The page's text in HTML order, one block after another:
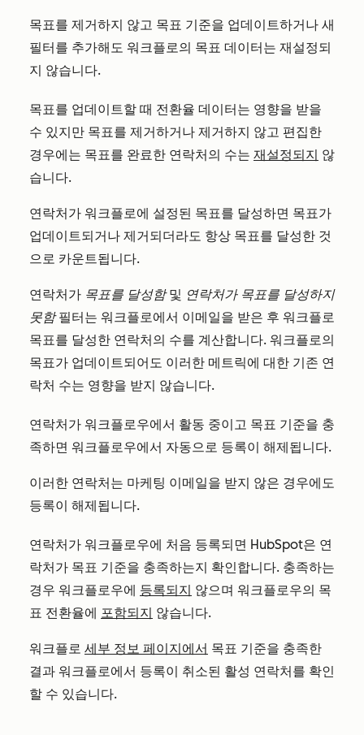
목표를 제거하지 않고 목표 기준을 업데이트하거나 새
필터를 추가해도 워크플로의 목표 데이터는 재설정되
지 않습니다.
목표를 업데이트할 때 전환율 데이터는 영향을 받을
수 있지만 목표를 제거하거나 제거하지 않고 편집한
경우에는 목표를 완료한 연락처의 수는 재설정되지 않
습니다.
연락처가 워크플로에 설정된 목표를 달성하면 목표가
업데이트되거나 제거되더라도 항상 목표를 달성한 것
으로 카운트됩니다.
연락처가 목표를 달성함및 연락처가 목표를 달성하지
못함필터는 워크플로에서 이메일을 받은 후 워크플로
목표를 달성한 연락처의 수를 계산합니다. 워크플로의
목표가 업데이트되어도 이러한 메트릭에 대한 기존 연
락처 수는 영향을 받지 않습니다.
연락처가 워크플로우에서 활동 중이고 목표 기준을 충
족하면 워크플로우에서 자동으로 등록이 해제됩니다.
이러한 연락처는 마케팅 이메일을 받지 않은 경우에도
등록이 해제됩니다.
연락처가 워크플로우에 처음 등록되면 HubSpot은 연
락처가 목표 기준을 충족하는지 확인합니다. 충족하는
경우 워크플로우에 등록되지 않으며 워크플로우의 목
표 전환율에 포함되지 않습니다.
워크플로 세부 정보 페이지에서 목표 기준을 충족한
결과 워크플로에서 등록이 취소된 활성 연락처를 확인
할 수 있습니다.